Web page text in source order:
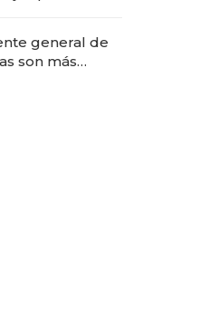
general de
son más